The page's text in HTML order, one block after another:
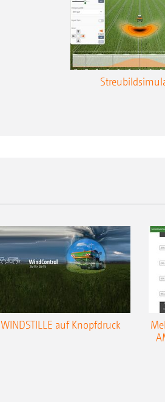
WINDSTILLE auf Knopfdruck